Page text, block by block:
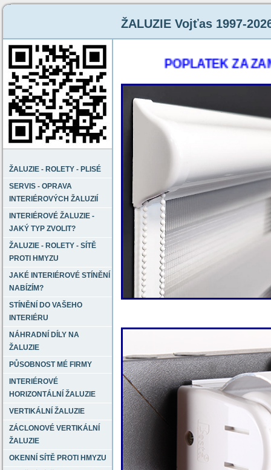
ŽALUZIE Vojťas 1997-
ŽALUZIE - ROLETY - PLISÉ
SERVIS - OPRAVA
INTERIÉROVÝCH ŽALUZIÍ
INTERIÉROVÉ ŽALUZIE -
JAKÝ TYP ZVOLIT?
ŽALUZIE - ROLETY - SÍTĚ
PROTI HMYZU
JAKÉ INTERIÉROVÉ STÍNĚNÍ
NABÍZÍM?
STÍNĚNÍ DO VAŠEHO
INTERIÉRU
NÁHRADNÍ DÍLY NA
ŽALUZIE
PŮSOBNOST MÉ FIRMY
INTERIÉROVÉ
HORIZONTÁLNÍ ŽALUZIE
VERTIKÁLNÍ ŽALUZIE
ZÁCLONOVÉ VERTIKÁLNÍ
ŽALUZIE
OKENNÍ SÍTĚ PROTI HMYZU
POPLATEK ZA